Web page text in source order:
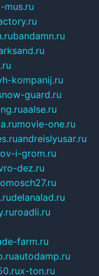
mus.ru
bandamn.ru
kompanij.ru
guard.ru
aalse.ru
movie-one.ru
andreislyusar.ru
i-grom.ru
dez.ru
delanalad.ru
roadli.ru
farm.ru
autodamp.ru
x-ton.ru